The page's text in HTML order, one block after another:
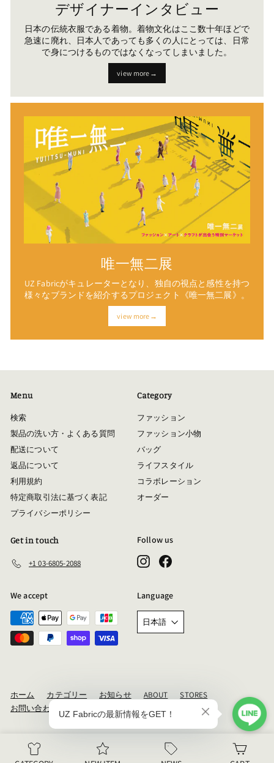
デザイナーインタビュー
日本の伝統衣服である着物。着物文化はここ数十年ほどで
急速に廃れ、日本人であっても多くの人にとっては、日常
で身につけるものではなくなってしまいました。
view more→
唯一無二展
UZ Fabricがキュレーターとなり、独自の視点と感性を持つ
様々なブランドを紹介するプロジェクト《唯一無二展》。
view more→
Menu
検索
製品の洗い方・よくある質問
配送について
返品について
利用規約
特定商取引法に基づく表記
プライバシーポリシー
Category
ファッション
ファッション小物
バッグ
ライフスタイル
コラボレーション
オーダー
Get in touch
+1 03-6805-2088
Follow us
InstagramFacebook
We accept Language
日本語
ホーム カテゴリー お知らせ ABOUT
STORES
お問い合わせ
アーカイブ ©UZ Fabric